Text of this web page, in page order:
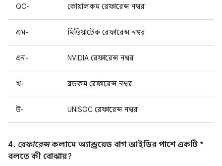
QC- কোয়ালকম রেফারেন্স নম্বর
এম- মিডিয়াটেক রেফারেন্স নম্বর
এন- NVIDIA রেফারেন্স নম্বর
খ- ব্রডকম রেফারেন্স নম্বর
উ- UNISOC রেফারেন্স নম্বর
4. রেফারেন্সকলামে অ্যান্ড্রয়েড বাগ আইডির পাশে একটি *
বলতে কী বোঝায়?